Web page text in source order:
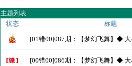
主题列表
状态
标题
[01错00]087期：【梦幻飞舞】◆
[00错00]086期：【梦幻飞舞】◆